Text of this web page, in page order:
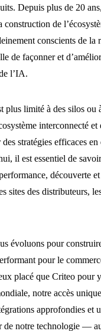
Depuis plus de 20
construction de
conscients de la
de façonner et
l’IA.
plus limité à des silos ou
interconnecté et
stratégies efficaces en
il est essentiel de
découverte
sites des distributeurs,
évoluons pour
pour le
placé que Criteo pour
notre accès
approfondies et
notre technologie —